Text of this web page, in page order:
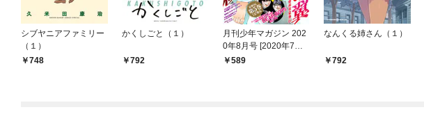
シブヤニアファミリー
（１）
748
かくしごと（１）
792
月刊少年マガジン 202
0年8月号 [2020年7月6
日発売]
589
なんくる姉さん（１）
792